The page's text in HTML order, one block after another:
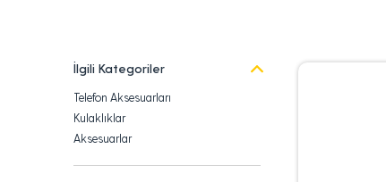
İlgili Kategoriler
Telefon Aksesuarları
Kulaklıklar
Aksesuarlar